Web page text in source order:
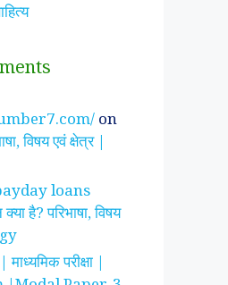
सुनीता विलियम्स ~
भारतीय मूल की अन्तरिक्ष
यात्री
on
विषय एवं क्षेत्र |
loans
क्या है? परिभाषा, विषय
परीक्षा |